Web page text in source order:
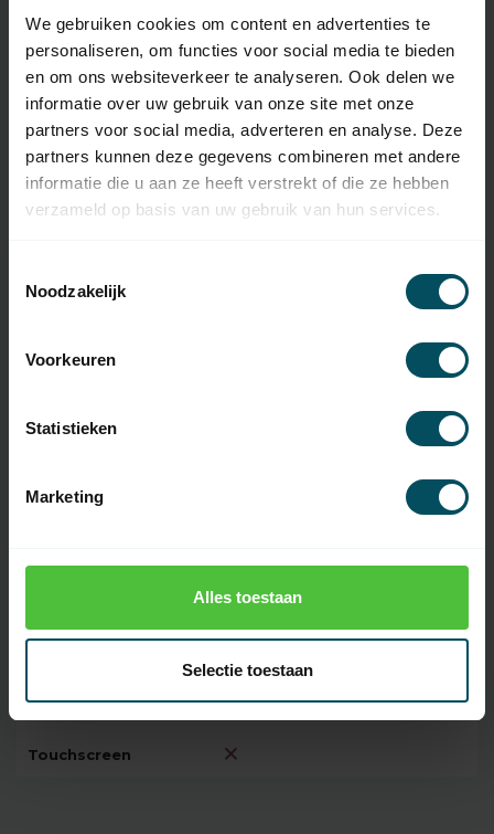
We gebruiken cookies om content en advertenties te
personaliseren, om functies voor social media te bieden
en om ons websiteverkeer te analyseren. Ook delen we
informatie over uw gebruik van onze site met onze
partners voor social media, adverteren en analyse. Deze
partners kunnen deze gegevens combineren met andere
informatie die u aan ze heeft verstrekt of die ze hebben
verzameld op basis van uw gebruik van hun services.
Noodzakelijk
Voorkeuren
Statistieken
Marketing
Alles toestaan
Selectie toestaan
SKU ON4EFM
originele afstandsbediening
Frequentie 868,46 MHz
Aantal kanalen 4
Afmetingen 44x55x10 mm
Kleur
batterij(en)
Oplaadbare
35 meter
Touchscreen